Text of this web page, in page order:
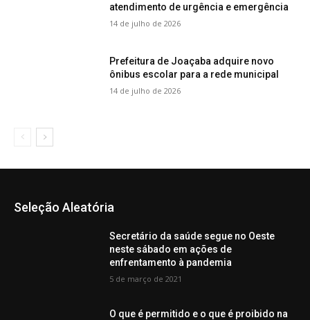
atendimento de urgência e emergência
14 de julho de 2026
Prefeitura de Joaçaba adquire novo
ônibus escolar para a rede municipal
14 de julho de 2026
Seleção Aleatória
Secretário da saúde segue no Oeste
neste sábado em ações de
enfrentamento à pandemia
5 de março de 2021
O que é permitido e o que é proibido na